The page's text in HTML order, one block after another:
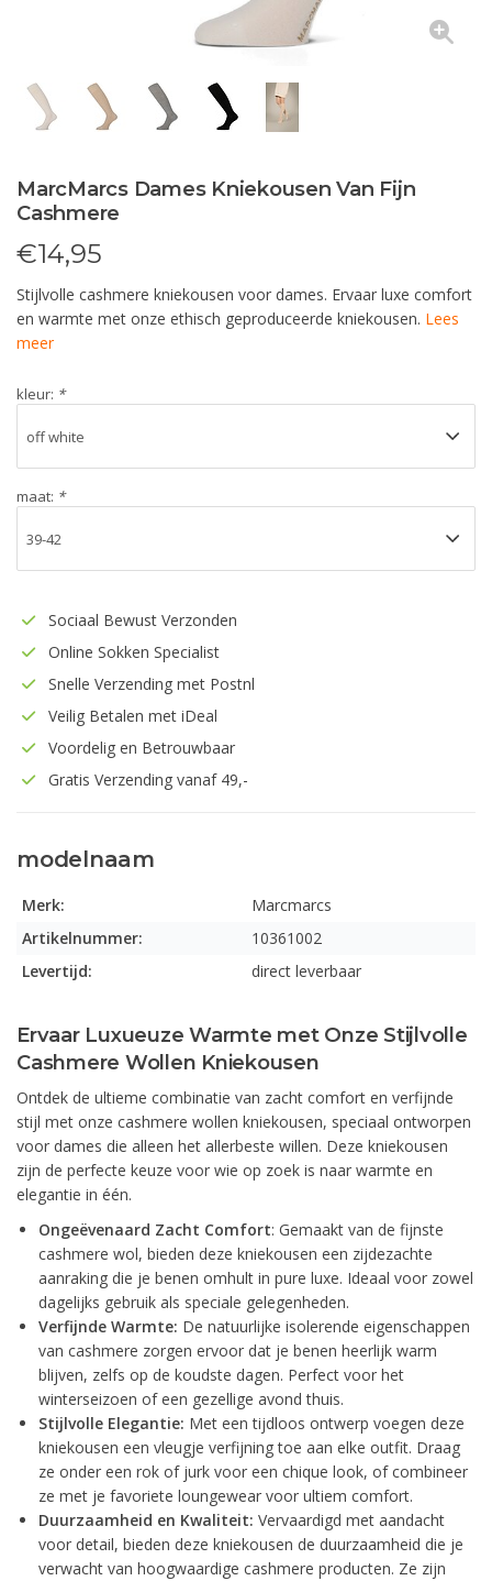
MarcMarcs Dames Kniekousen Van Fijn
Cashmere
€14,95
Stijlvolle cashmere kniekousen voor dames. Ervaar luxe comfort
en warmte met onze ethisch geproduceerde kniekousen. Lees
meer
kleur: *
maat: *
Sociaal Bewust Verzonden
Online Sokken Specialist
Snelle Verzending met Postnl
Veilig Betalen met iDeal
Voordelig en Betrouwbaar
Gratis Verzending vanaf 49,-
modelnaam
Merk:
Marcmarcs
Artikelnummer:
10361002
Levertijd:
direct leverbaar
Ervaar Luxueuze Warmte met Onze Stijlvolle
Cashmere Wollen Kniekousen
Ontdek de ultieme combinatie van zacht comfort en verfijnde
stijl met onze cashmere wollen kniekousen, speciaal ontworpen
voor dames die alleen het allerbeste willen. Deze kniekousen
zijn de perfecte keuze voor wie op zoek is naar warmte en
elegantie in één.
Ongeëvenaard Zacht Comfort: Gemaakt van de fijnste
cashmere wol, bieden deze kniekousen een zijdezachte
aanraking die je benen omhult in pure luxe. Ideaal voor zowel
dagelijks gebruik als speciale gelegenheden.
Verfijnde Warmte: De natuurlijke isolerende eigenschappen
van cashmere zorgen ervoor dat je benen heerlijk warm
blijven, zelfs op de koudste dagen. Perfect voor het
winterseizoen of een gezellige avond thuis.
Stijlvolle Elegantie: Met een tijdloos ontwerp voegen deze
kniekousen een vleugje verfijning toe aan elke outfit. Draag
ze onder een rok of jurk voor een chique look, of combineer
ze met je favoriete loungewear voor ultiem comfort.
Duurzaamheid en Kwaliteit: Vervaardigd met aandacht
voor detail, bieden deze kniekousen de duurzaamheid die je
verwacht van hoogwaardige cashmere producten. Ze zijn